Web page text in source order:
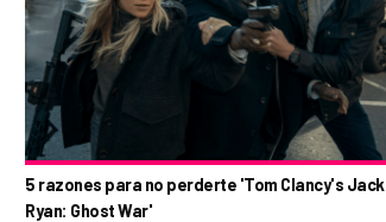
5 razones para no perderte 'Tom Clancy's Jack
Ryan: Ghost War'